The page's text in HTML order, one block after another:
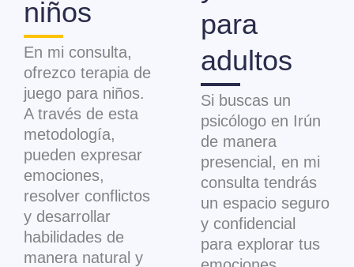
niños
En mi consulta,
ofrezco terapia de
juego para niños.
A través de esta
metodología,
pueden expresar
emociones,
resolver conflictos
y desarrollar
habilidades de
manera natural y
para
adultos
Si buscas un
psicólogo en Irún
de manera
presencial, en mi
consulta tendrás
un espacio seguro
y confidencial
para explorar tus